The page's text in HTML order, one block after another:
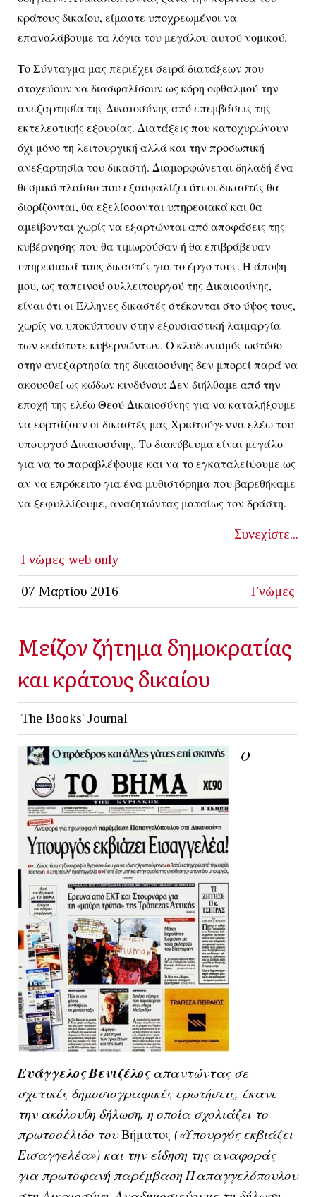
κράτους δικαίου, είμαστε υποχρεωμένοι να
επαναλάβουμε τα λόγια του μεγάλου αυτού νομικού.
Το Σύνταγμα μας περιέχει σειρά διατάξεων που
στοχεύουν να διασφαλίσουν ως κόρη οφθαλμού την
ανεξαρτησία της Δικαιοσύνης από επεμβάσεις της
εκτελεστικής εξουσίας. Διατάξεις που κατοχυρώνουν
όχι μόνο τη λειτουργική αλλά και την προσωπική
ανεξαρτησία του δικαστή. Διαμορφώνεται δηλαδή ένα
θεσμικό πλαίσιο που εξασφαλίζει ότι οι δικαστές θα
διορίζονται, θα εξελίσσονται υπηρεσιακά και θα
αμείβονται χωρίς να εξαρτώνται από αποφάσεις της
κυβέρνησης που θα τιμωρούσαν ή θα επιβράβευαν
υπηρεσιακά τους δικαστές για το έργο τους. Η άποψη
μου, ως ταπεινού συλλειτουργού της Δικαιοσύνης,
είναι ότι οι Έλληνες δικαστές στέκονται στο ύψος τους,
χωρίς να υποκύπτουν στην εξουσιαστική λαιμαργία
των εκάστοτε κυβερνώντων. Ο κλυδωνισμός ωστόσο
στην ανεξαρτησία της δικαιοσύνης δεν μπορεί παρά να
ακουσθεί ως κώδων κινδύνου: Δεν διήλθαμε από την
εποχή της ελέω Θεού Δικαιοσύνης για να καταλήξουμε
να εορτάζουν οι δικαστές μας Χριστούγεννα ελέω του
υπουργού Δικαιοσύνης. Το διακύβευμα είναι μεγάλο
για να το παραβλέψουμε και να το εγκαταλείψουμε ως
αν να επρόκειτο για ένα μυθιστόρημα που βαρεθήκαμε
να ξεφυλλίζουμε, αναζητώντας ματαίως τον δράστη.
Συνεχίστε...
Γνώμες web only
07 Μαρτίου 2016 Γνώμες
Μείζον ζήτημα δημοκρατίας
και κράτους δικαίου
The Books' Journal
Ο
Ευάγγελος Βενιζέλοςαπαντώντας σε
σχετικές δημοσιογραφικές ερωτήσεις, έκανε
την ακόλουθη δήλωση, η οποία σχολιάζει το
πρωτοσέλιδο τουΒήματος («Υπουργός εκβιάζει
Εισαγγελέα») και την είδηση της αναφοράς
για πρωτοφανή παρέμβαση Παπαγγελόπουλου